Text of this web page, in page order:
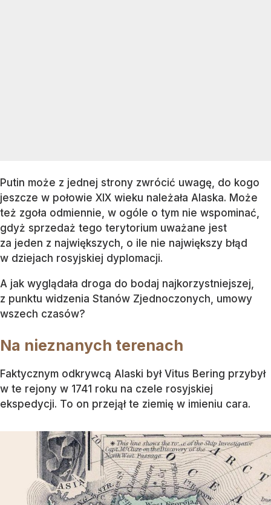
Putin może z jednej strony zwrócić uwagę, do kogo
jeszcze w połowie XIX wieku należała Alaska. Może
też zgoła odmiennie, w ogóle o tym nie wspominać,
gdyż sprzedaż tego terytorium uważane jest
za jeden z największych, o ile nie największy błąd
w dziejach rosyjskiej dyplomacji.
A jak wyglądała droga do bodaj najkorzystniejszej,
z punktu widzenia Stanów Zjednoczonych, umowy
wszech czasów?
Na nieznanych terenach
Faktycznym odkrywcą Alaski był Vitus Bering przybył
w te rejony w 1741 roku na czele rosyjskiej
ekspedycji. To on przejął te ziemię w imieniu cara.